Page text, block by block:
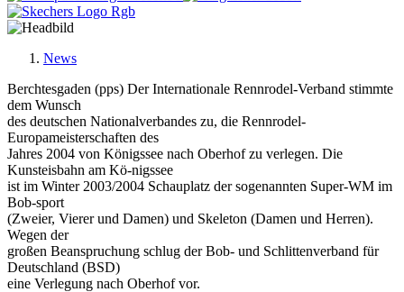
News
Berchtesgaden (pps) Der Internationale Rennrodel-Verband stimmte
dem Wunsch
des deutschen Nationalverbandes zu, die Rennrodel-
Europameisterschaften des
Jahres 2004 von Königssee nach Oberhof zu verlegen. Die
Kunsteisbahn am Kö-nigssee
ist im Winter 2003/2004 Schauplatz der sogenannten Super-WM im
Bob-sport
(Zweier, Vierer und Damen) und Skeleton (Damen und Herren).
Wegen der
großen Beanspruchung schlug der Bob- und Schlittenverband für
Deutschland (BSD)
eine Verlegung nach Oberhof vor.